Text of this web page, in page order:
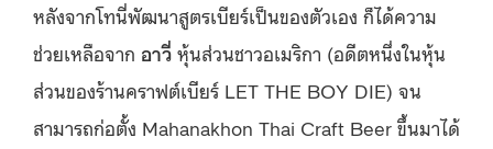
หลังจากโทนี่พัฒนาสูตรเบียร์เป็นของตัวเอง ก็ได้ความ
ช่วยเหลือจาก อาวี่ หุ้นส่วนชาวอเมริกา (อดีตหนึ่งในหุ้น
ส่วนของร้านคราฟต์เบียร์ LET THE BOY DIE) จน
สามารถก่อตั้ง Mahanakhon Thai Craft Beer ขึ้นมาได้